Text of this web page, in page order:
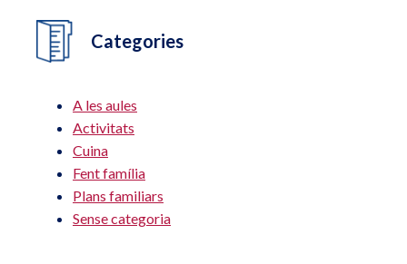
Categories
A les aules
Activitats
Cuina
Fent família
Plans familiars
Sense categoria